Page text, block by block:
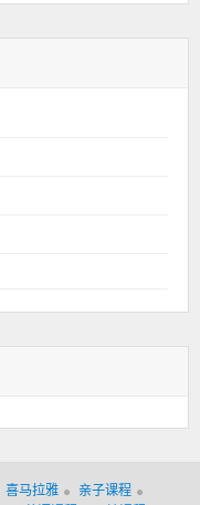
喜马拉雅
亲子课程